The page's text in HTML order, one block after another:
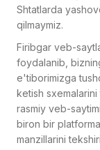
Shtatlarda
qilmaymiz.
Firibgar veb-
foydalanib,
e'tiborimizga
ketish
rasmiy veb-
biron bir
manzillarini